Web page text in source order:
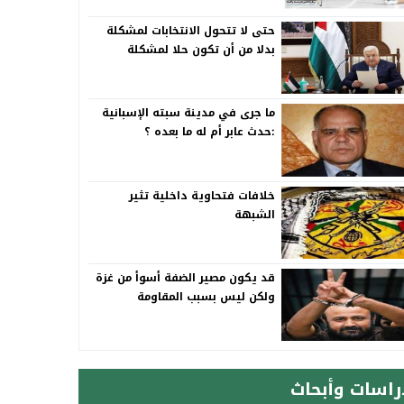
حتى لا تتحول الانتخابات لمشكلة
بدلا من أن تكون حلا لمشكلة
ما جرى في مدينة سبته الإسبانية
:حدث عابر أم له ما بعده ؟
خلافات فتحاوية داخلية تثير
الشبهة
قد يكون مصير الضفة أسوأ من غزة
ولكن ليس بسبب المقاومة
وأبحاث